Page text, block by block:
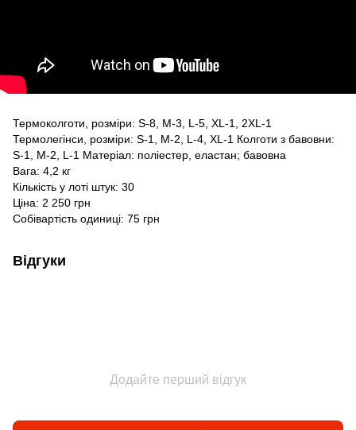
Термоколготи, розміри: S-8, M-3, L-5, XL-1, 2XL-1
Термолегінси, розміри: S-1, M-2, L-4, XL-1 Колготи з бавовни:
S-1, M-2, L-1 Матеріал: поліестер, еластан; бавовна
Вага: 4,2 кг
Кількість у лоті штук: 30
Ціна: 2 250 грн
Собівартість одиниці: 75 грн
Відгуки
Додайте перший відгук